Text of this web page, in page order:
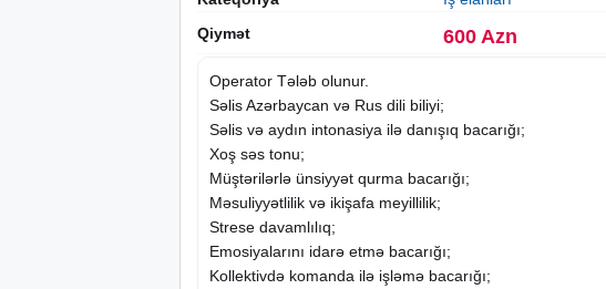
Qiymət
600 Azn
Operator Tələb olunur.
Səlis Azərbaycan və Rus dili biliyi;
Səlis və aydın intonasiya ilə danışıq bacarığı;
Xoş səs tonu;
Müştərilərlə ünsiyyət qurma bacarığı;
Məsuliyyətlilik və ikişafa meyillilik;
Strese davamlılıq;
Emosiyalarını idarə etmə bacarığı;
Kollektivdə komanda ilə işləmə bacarığı;